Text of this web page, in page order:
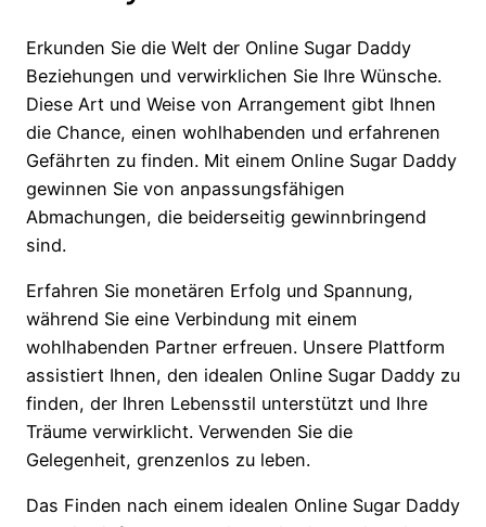
Erkunden Sie die Welt der Online Sugar Daddy
Beziehungen und verwirklichen Sie Ihre Wünsche.
Diese Art und Weise von Arrangement gibt Ihnen
die Chance, einen wohlhabenden und erfahrenen
Gefährten zu finden. Mit einem Online Sugar Daddy
gewinnen Sie von anpassungsfähigen
Abmachungen, die beiderseitig gewinnbringend
sind.
Erfahren Sie monetären Erfolg und Spannung,
während Sie eine Verbindung mit einem
wohlhabenden Partner erfreuen. Unsere Plattform
assistiert Ihnen, den idealen Online Sugar Daddy zu
finden, der Ihren Lebensstil unterstützt und Ihre
Träume verwirklicht. Verwenden Sie die
Gelegenheit, grenzenlos zu leben.
Das Finden nach einem idealen Online Sugar Daddy